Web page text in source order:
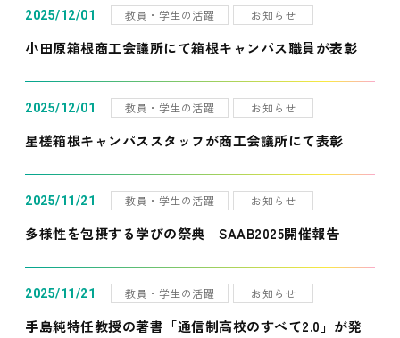
2025/12/01 教員・学生の活躍 お知らせ
小田原箱根商工会議所にて箱根キャンパス職員が表彰
2025/12/01 教員・学生の活躍 お知らせ
星槎箱根キャンパススタッフが商工会議所にて表彰
2025/11/21 教員・学生の活躍 お知らせ
多様性を包摂する学びの祭典 SAAB2025開催報告
2025/11/21 教員・学生の活躍 お知らせ
手島純特任教授の著書「通信制高校のすべて2.0」が発